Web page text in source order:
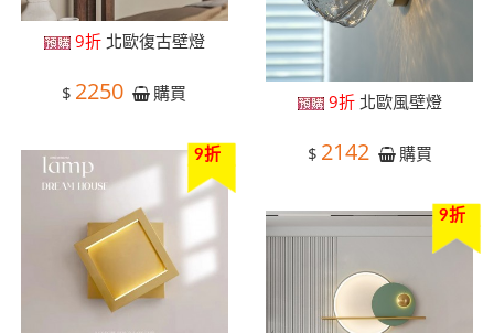
9折北歐復古壁燈
$ 2250 購買 9折北歐風壁燈
$ 2142 購買
9折
9折